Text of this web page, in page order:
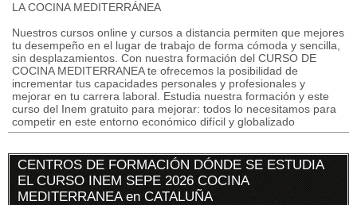
LA COCINA MEDITERRÁNEA
Nuestros cursos online y cursos a distancia permiten que mejores
tu desempeño en el lugar de trabajo de forma cómoda y sencilla,
sin desplazamientos. Con nuestra formación del CURSO DE
COCINA MEDITERRANEA te ofrecemos la posibilidad de
incrementar tus capacidades personales y profesionales y
mejorar en tu carrera laboral. Estudia nuestra formación y este
curso del Inem gratuito para mejorar: todos lo necesitamos para
competir en este entorno económico difícil y globalizado
CENTROS DE FORMACIÓN DÓNDE SE ESTUDIA
EL CURSO INEM SEPE 2026 COCINA
MEDITERRANEA en CATALUÑA